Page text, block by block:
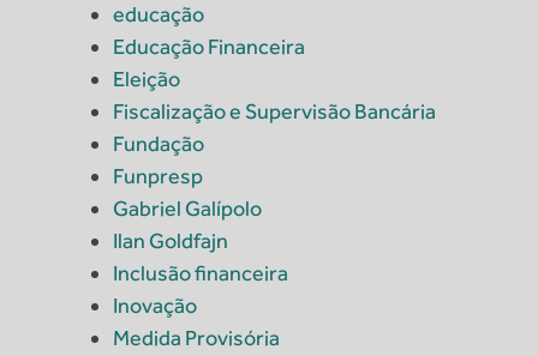
educação
Educação Financeira
Eleição
Fiscalização e Supervisão Bancária
Fundação
Funpresp
Gabriel Galípolo
Ilan Goldfajn
Inclusão financeira
Inovação
Medida Provisória